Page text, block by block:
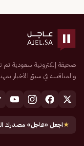
والمنافسة في سبق الأخبار
★اجعل «عاجل» مصدرك